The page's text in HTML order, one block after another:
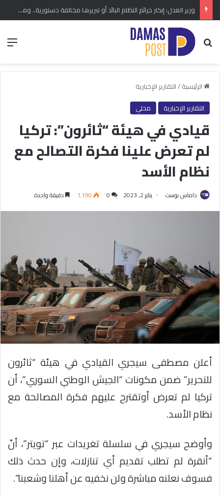
وزير العدل: إنكار جرائم النظام البائد أو تبريرها مخالفة دستورية.. ومشروع قانون خاص إلى مجلس الشعب
بحث عن
الرئيسية/التقارير الإخبارية
التقارير الإخبارية
محلي
قيادي في هيئة “ثائرون”: تركيا
لم تعرض علينا فكرة التصالح مع
نظام الأسد
داماس بوست يناير 2, 2023 0 1٬190 دقيقة واحدة
أعلن مصطفى سيجري القيادي في هيئة “ثائرون
للتحرير” ضمن مكونات “الجيش الوطني السوري”، أن
تركيا لم تعرض أوتقترح عليهم فكرة المصالحة مع
نظام الأسد.
وأوضح سيجري في سلسلة تغريدات عبر “تويتر”، أنّ
“أنقرة لم تطلب تقديم أي تنازلات، وإن حدث ذلك
فسوف نعلنه مباشرة ولن نخفيه عن أهلنا وشعبنا”.